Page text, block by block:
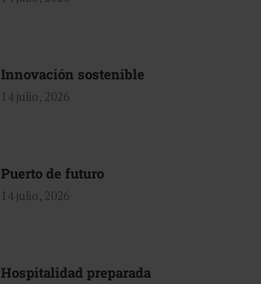
Innovación sostenible
14 julio, 2026
Puerto de futuro
14 julio, 2026
Hospitalidad preparada